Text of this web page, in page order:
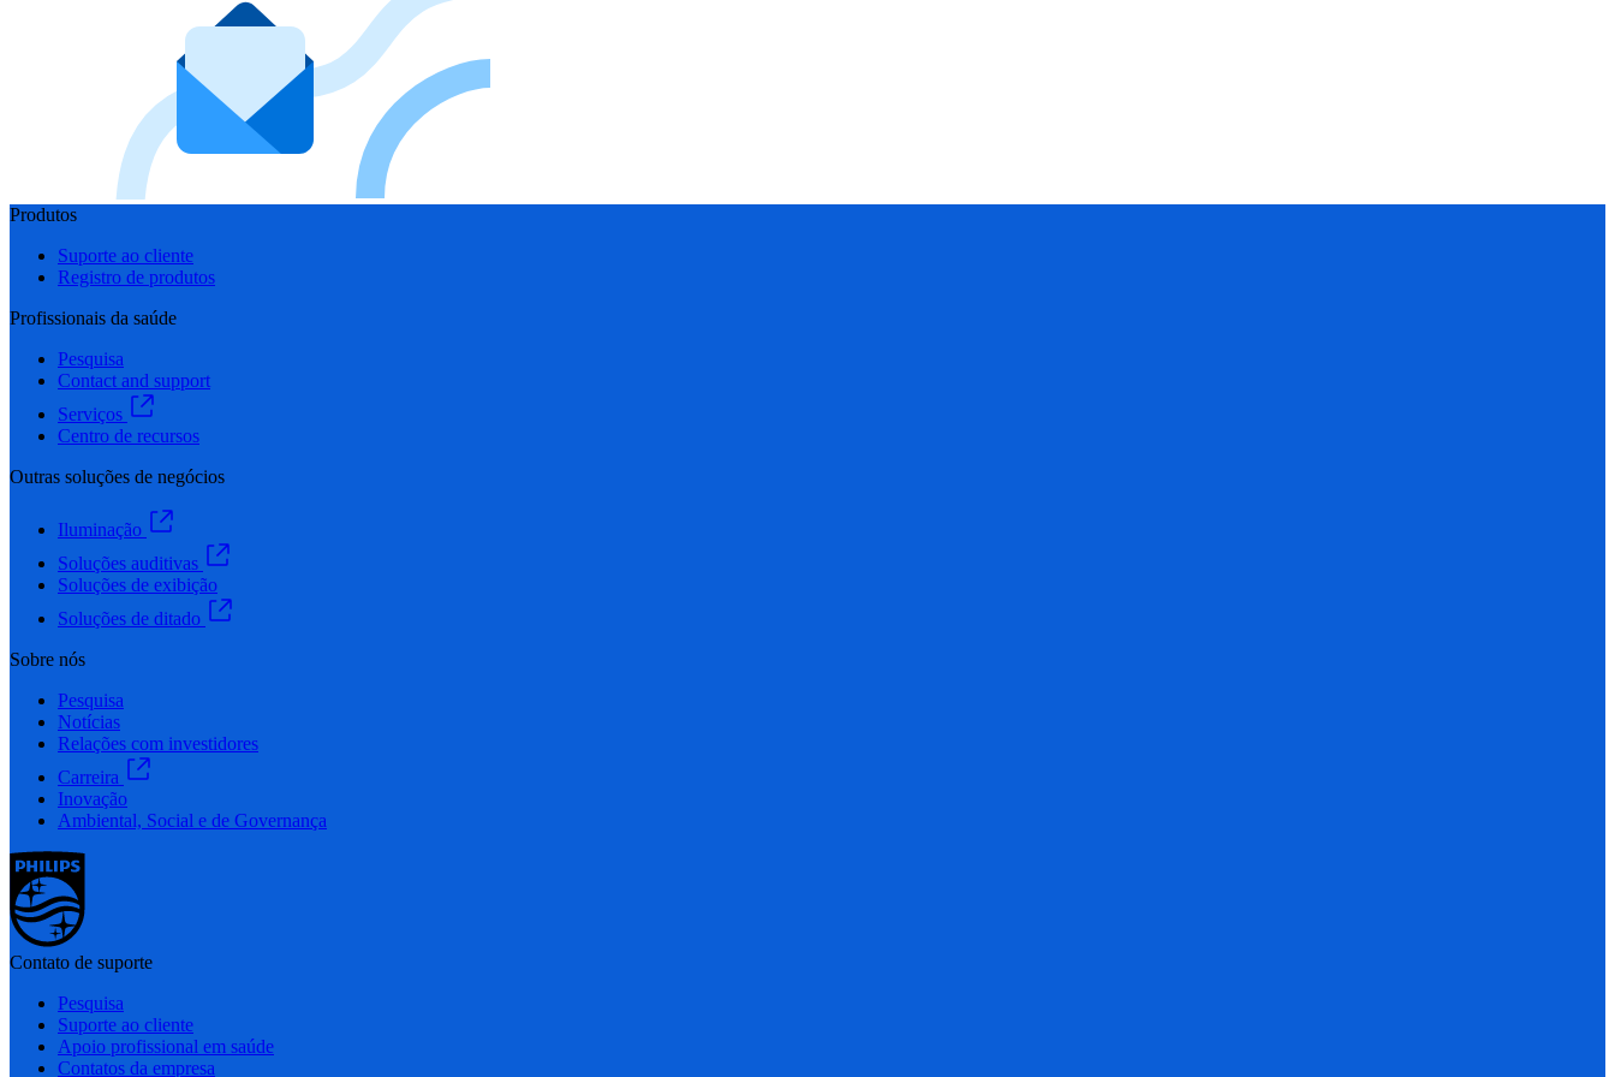
Produtos
Suporte ao cliente
Registro de produtos
Profissionais da saúde
Pesquisa
Contact and support
Serviços
Centro de recursos
Outras soluções de negócios
Iluminação
Soluções auditivas
Soluções de exibição
Soluções de ditado
Sobre nós
Pesquisa
Notícias
Relações com investidores
Carreira
Inovação
Ambiental, Social e de Governança
Contato de suporte
Pesquisa
Suporte ao cliente
Apoio profissional em saúde
Contatos da empresa